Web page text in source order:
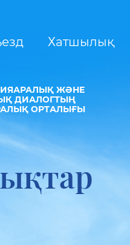
Хатшылық
ЖӘНЕ
ДИАЛОГТЫҢ
ОРТАЛЫҒЫ